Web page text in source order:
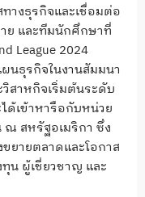
างธุรกิจและเชื่อมต่อ
ย และทีมนักศึกษาที่
League 2024
นธุรกิจในงานสัมมนา
สาหกิจเริ่มต้นระดับ
ด้เข้าหารือกับหน่วย
ณ สหรัฐอเมริกา ซึ่ง
ยายตลาดและโอกาส
น ผู้เชี่ยวชาญ และ